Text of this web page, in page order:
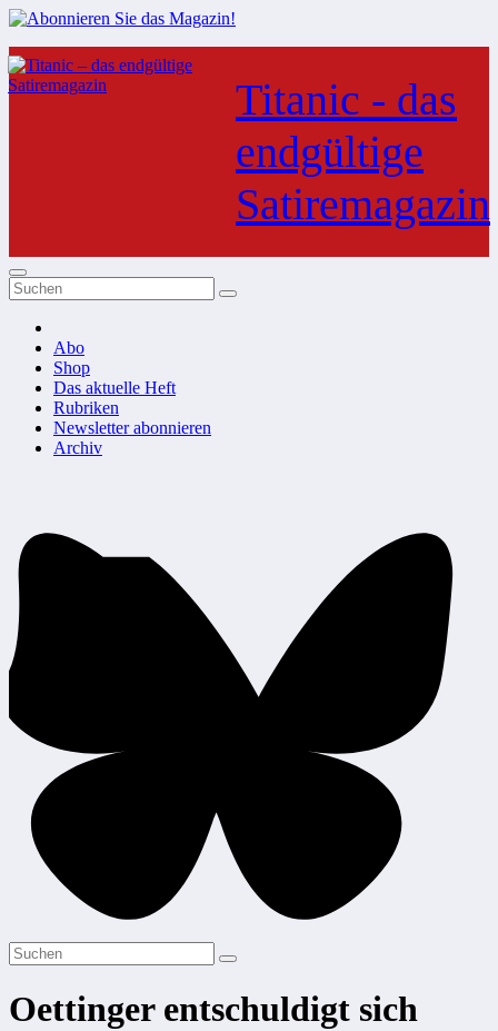
Zum
Inhalt
springen
Titanic - das
endgültige
Satiremagazin
Abo
Shop
Das aktuelle Heft
Rubriken
Newsletter abonnieren
Archiv
Oettinger entschuldigt sich